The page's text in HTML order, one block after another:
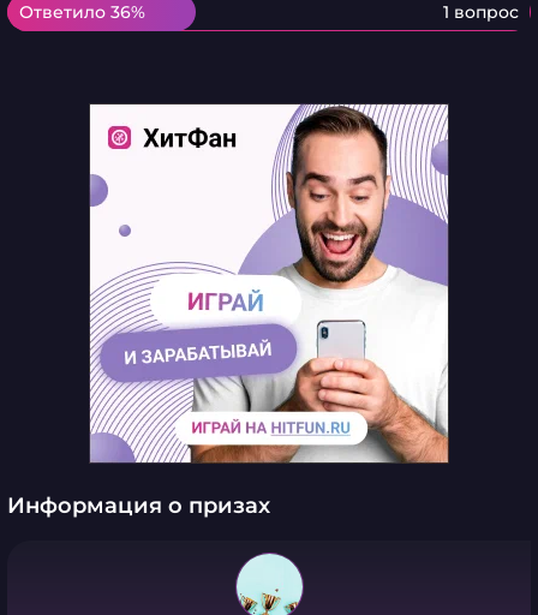
Ответило 36% 1 вопрос
Ответило 36%
Информация о призах